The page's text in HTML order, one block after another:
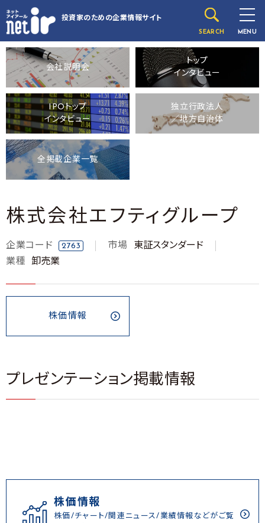
投資家のための企業情報サイト
SEARCH MENU
会社説明会
トップ
インタビュー
IPOトップ
インタビュー
独立行政法人
／地方自治体
全掲載企業一覧
株式会社エフティグループ
企業コード 2763 市場
東証スタンダード
業種
卸売業
株価情報
プレゼンテーション掲載情報
株価情報
株価/チャート/関連ニュース/業績情報などがご覧